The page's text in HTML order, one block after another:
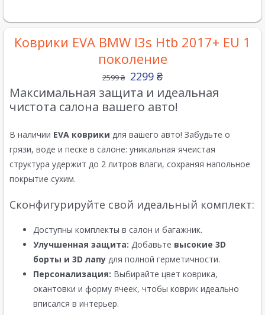
Коврики EVA BMW I3s Htb 2017+ EU 1
поколение
2599₴ 2299 ₴
Максимальная защита и идеальная
чистота салона вашего авто!
В наличии EVA коврики для вашего авто! Забудьте о
грязи, воде и песке в салоне: уникальная ячеистая
структура удержит до 2 литров влаги, сохраняя напольное
покрытие сухим.
Сконфигурируйте свой идеальный комплект:
Доступны комплекты в салон и багажник.
Улучшенная защита: Добавьте высокие 3D
борты и 3D лапу для полной герметичности.
Персонализация: Выбирайте цвет коврика,
окантовки и форму ячеек, чтобы коврик идеально
вписался в интерьер.